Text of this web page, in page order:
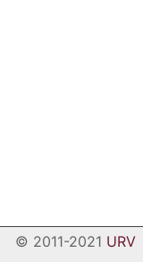
© 2011-2021 URV